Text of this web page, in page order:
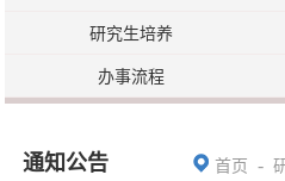
研究生培养
办事流程
通知公告 首页 -